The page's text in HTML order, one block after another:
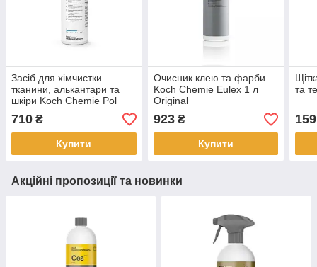
Засіб для хімчистки
тканини, алькантари та
шкіри Koch Chemie Pol
Star 1 л Original
710 ₴
Купити
Очисник клею та фарби
Koch Chemie Eulex 1 л
Original
923₴
Купити
та
159
Акційні пропозиції та новинки